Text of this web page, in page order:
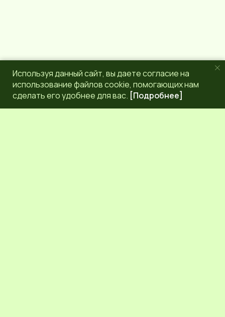
Используя данный сайт, вы даете согласие на
использование файлов cookie, помогающих нам
сделать его удобнее для вас. [Подробнее]